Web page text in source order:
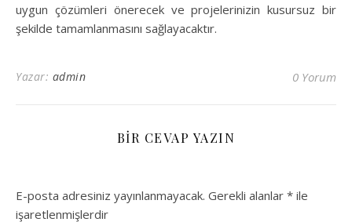
uygun çözümleri önerecek ve projelerinizin kusursuz bir
şekilde tamamlanmasını sağlayacaktır.
Yazar: admin 0 Yorum
BIR CEVAP YAZIN
E-posta adresiniz yayınlanmayacak. Gerekli alanlar * ile
işaretlenmişlerdir